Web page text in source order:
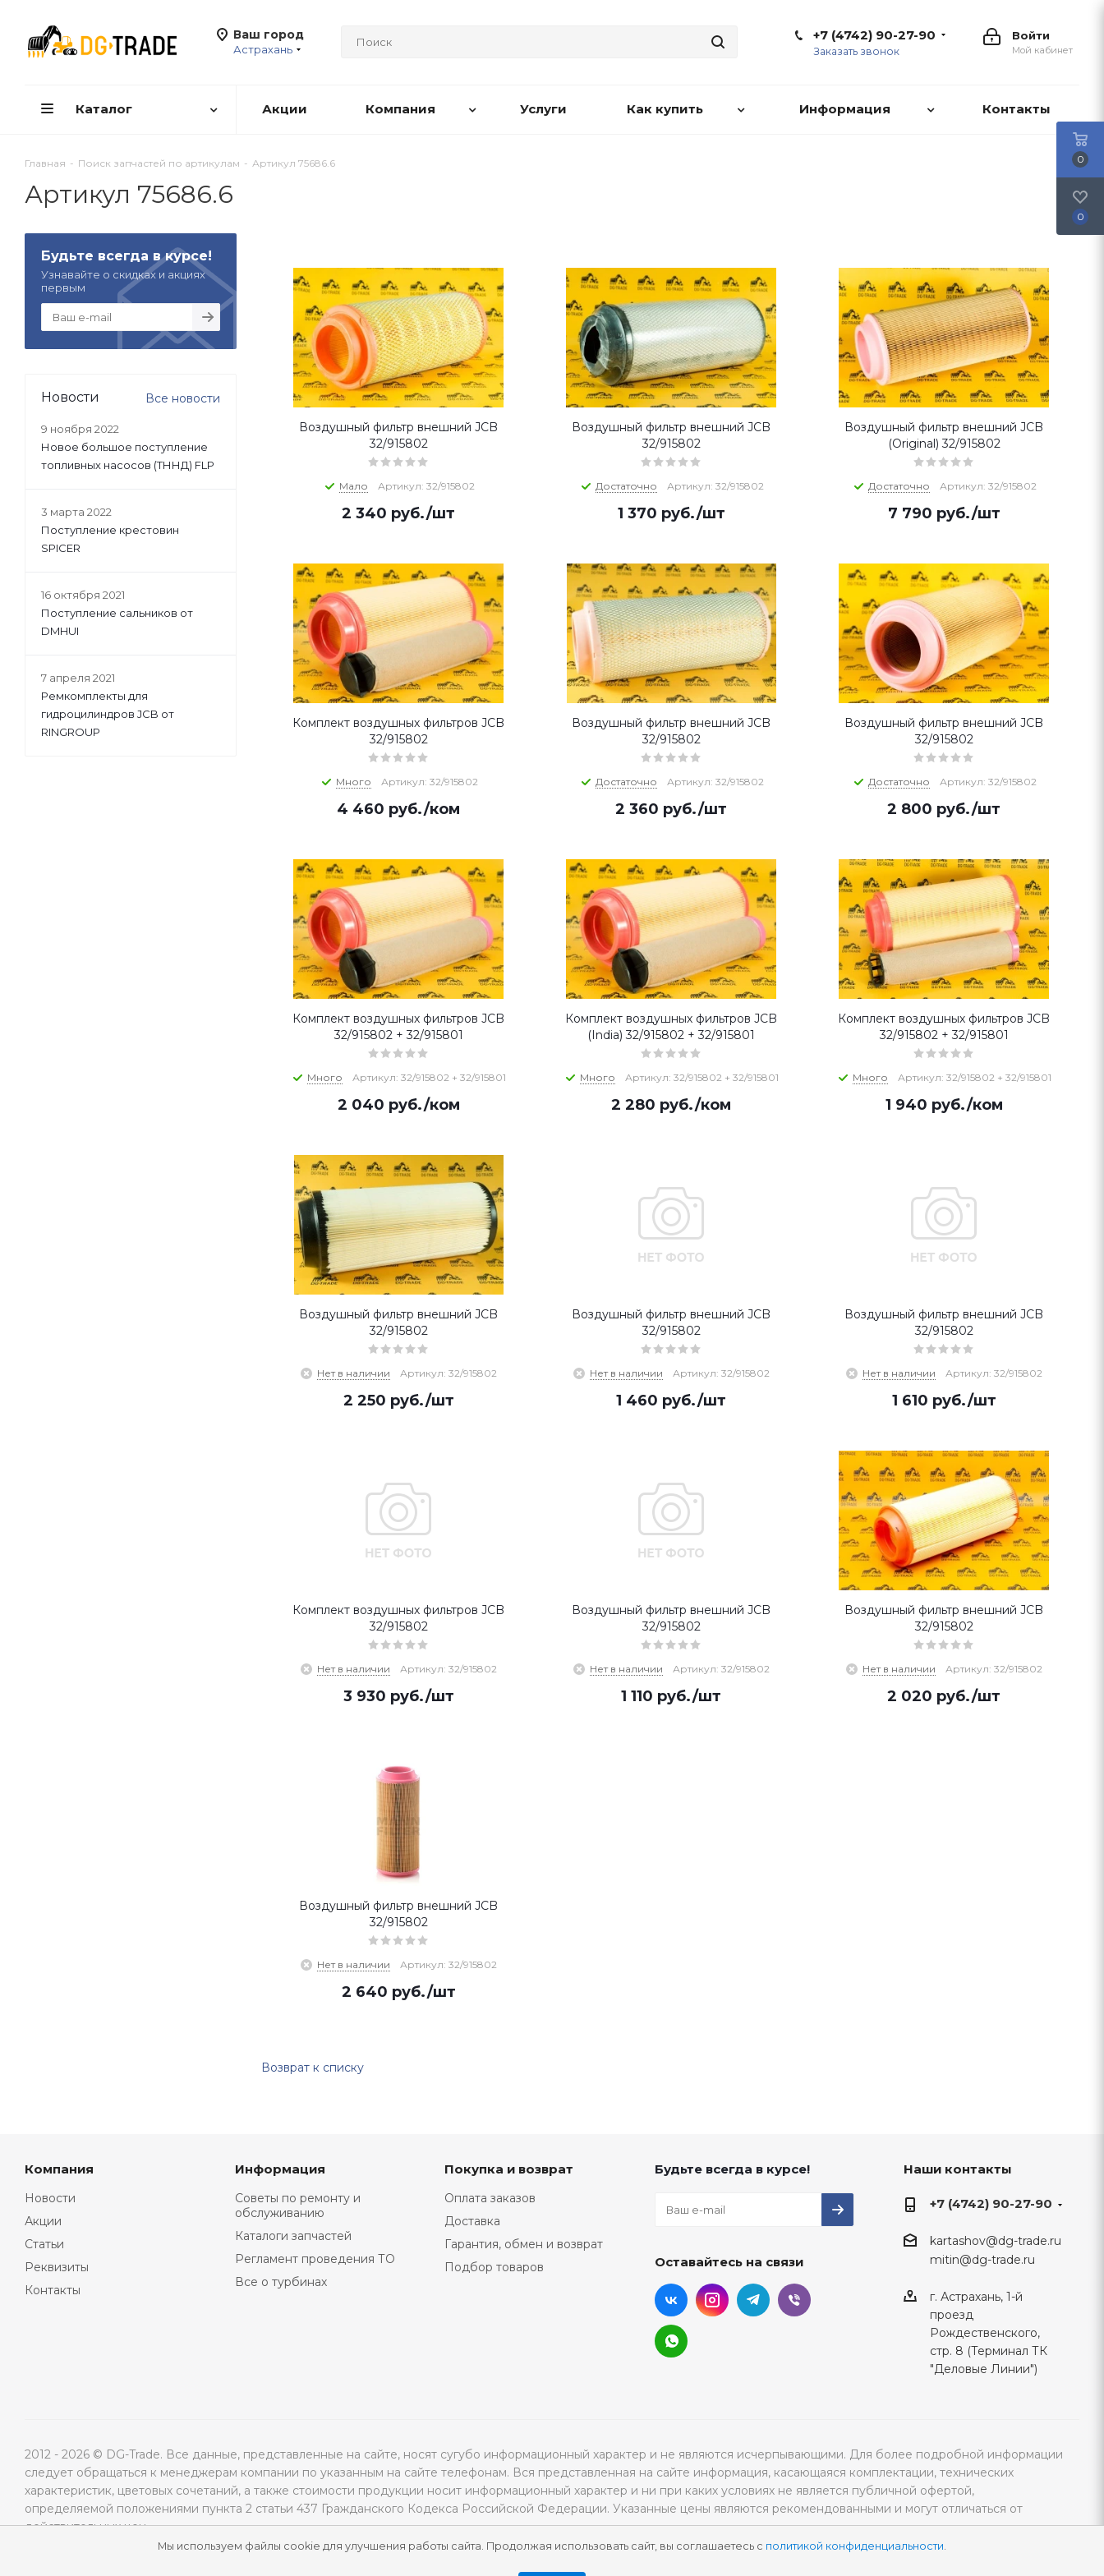
Мы используем файлы cookie для улучшения работы сайта. Продолжая использовать сайт, вы соглашаетесь с политикой конфиденциальности.
Ваш город
Астрахань
Войти
Мой кабинет
+7 (4742) 90-27-90
Заказать звонок
Каталог Акции Компания Услуги Как купить Информация Контакты
Главная - Поиск запчастей по артикулам - Артикул 75686.6
Артикул 75686.6
Воздушный фильтр внешний JCB
32/915802
Мало Артикул: 32/915802
2 340 руб./шт
Воздушный фильтр внешний JCB
32/915802
Достаточно Артикул: 32/915802
1 370 руб./шт
Воздушный фильтр внешний JCB
(Original) 32/915802
Достаточно Артикул: 32/915802
7 790 руб./шт
Комплект воздушных фильтров JCB
32/915802
Много Артикул: 32/915802
4 460 руб./ком
Воздушный фильтр внешний JCB
32/915802
Достаточно Артикул: 32/915802
2 360 руб./шт
Воздушный фильтр внешний JCB
32/915802
Достаточно Артикул: 32/915802
2 800 руб./шт
Комплект воздушных фильтров JCB
32/915802 + 32/915801
Много Артикул: 32/915802 + 32/915801
2 040 руб./ком
Комплект воздушных фильтров JCB
(India) 32/915802 + 32/915801
Много Артикул: 32/915802 + 32/915801
2 280 руб./ком
Комплект воздушных фильтров JCB
32/915802 + 32/915801
Много Артикул: 32/915802 + 32/915801
1 940 руб./ком
Воздушный фильтр внешний JCB
32/915802
Нет в наличии Артикул: 32/915802
2 250 руб./шт
Воздушный фильтр внешний JCB
32/915802
Нет в наличии Артикул: 32/915802
1 460 руб./шт
Воздушный фильтр внешний JCB
32/915802
Нет в наличии Артикул: 32/915802
1 610 руб./шт
Комплект воздушных фильтров JCB
32/915802
Нет в наличии Артикул: 32/915802
3 930 руб./шт
Воздушный фильтр внешний JCB
32/915802
Нет в наличии Артикул: 32/915802
1 110 руб./шт
Воздушный фильтр внешний JCB
32/915802
Нет в наличии Артикул: 32/915802
2 020 руб./шт
Воздушный фильтр внешний JCB
32/915802
Нет в наличии Артикул: 32/915802
2 640 руб./шт
Возврат к списку
Будьте всегда в курсе!
Узнавайте о скидках и акциях
первым
Новости Все новости
9 ноября 2022
Новое большое поступление
топливных насосов (ТННД) FLP
3 марта 2022
Поступление крестовин
SPICER
16 октября 2021
Поступление сальников от
DMHUI
7 апреля 2021
Ремкомплекты для
гидроцилиндров JCB от
RINGROUP
Компания
Новости
Акции
Статьи
Реквизиты
Контакты
Информация
Советы по ремонту и
обслуживанию
Каталоги запчастей
Регламент проведения ТО
Все о турбинах
Покупка и возврат
Оплата заказов
Доставка
Гарантия, обмен и возврат
Подбор товаров
Будьте всегда в курсе!
Оставайтесь на связи
Наши контакты
+7 (4742) 90-27-90
kartashov@dg-trade.ru
mitin@dg-trade.ru
г. Астрахань, 1-й
проезд
Рождественского,
стр. 8 (Терминал ТК
"Деловые Линии")
2012 - 2026 © DG-Trade. Все данные, представленные на сайте, носят сугубо информационный характер и не являются исчерпывающими. Для более подробной информации
следует обращаться к менеджерам компании по указанным на сайте телефонам. Вся представленная на сайте информация, касающаяся комплектации, технических
характеристик, цветовых сочетаний, а также стоимости продукции носит информационный характер и ни при каких условиях не является публичной офертой,
определяемой положениями пункта 2 статьи 437 Гражданского Кодекса Российской Федерации. Указанные цены являются рекомендованными и могут отличаться от
действительных цен.
0
0